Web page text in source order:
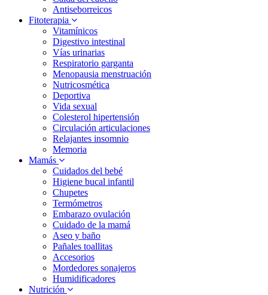
Antiseborreicos
Fitoterapia
Vitamínicos
Digestivo intestinal
Vías urinarias
Respiratorio garganta
Menopausia menstruación
Nutricosmética
Deportiva
Vida sexual
Colesterol hipertensión
Circulación articulaciones
Relajantes insomnio
Memoria
Mamás
Cuidados del bebé
Higiene bucal infantil
Chupetes
Termómetros
Embarazo ovulación
Cuidado de la mamá
Aseo y baño
Pañales toallitas
Accesorios
Mordedores sonajeros
Humidificadores
Nutrición